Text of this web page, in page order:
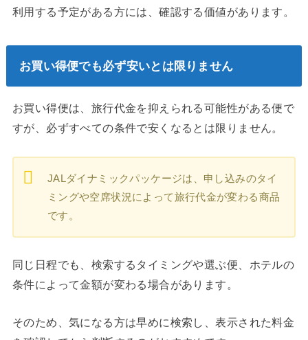
利用する予定がある方には、確認する価値があります。
お買い得便でも必ず安いとは限りません
お買い得便は、旅行代金を抑えられる可能性がある便で
すが、必ずすべての条件で安くなるとは限りません。
JALダイナミックパッケージは、申し込みのタイ
ミングや空席状況によって旅行代金が変わる商品
です。
同じ日程でも、検索するタイミングや選ぶ便、ホテルの
条件によって金額が変わる場合があります。
そのため、気になる方は早めに検索し、表示された料金